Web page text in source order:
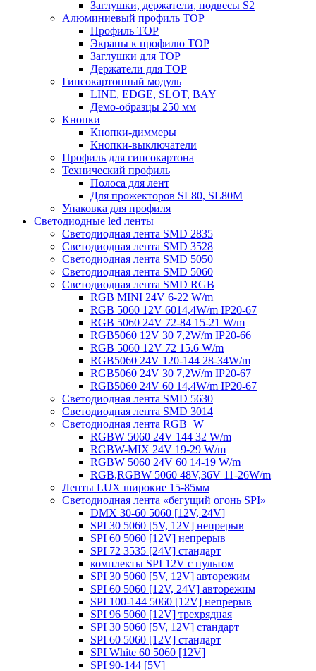
Заглушки, держатели, подвесы S2
Алюминиевый профиль TOP
Профиль TOP
Экраны к профилю TOP
Заглушки для TOP
Держатели для TOP
Гипсокартонный модуль
LINE, EDGE, SLOT, BAY
Демо-образцы 250 мм
Кнопки
Кнопки-диммеры
Кнопки-выключатели
Профиль для гипсокартона
Технический профиль
Полоса для лент
Для прожекторов SL80, SL80M
Упаковка для профиля
Светодиодные led ленты
Светодиодная лента SMD 2835
Светодиодная лента SMD 3528
Светодиодная лента SMD 5050
Светодиодная лента SMD 5060
Светодиодная лента SMD RGB
RGB MINI 24V 6-22 W/m
RGB 5060 12V 6014,4W/m IP20-67
RGB 5060 24V 72-84 15-21 W/m
RGB5060 12V 30 7,2W/m IP20-66
RGB 5060 12V 72 15.6 W/m
RGB5060 24V 120-144 28-34W/m
RGB5060 24V 30 7,2W/m IP20-67
RGB5060 24V 60 14,4W/m IP20-67
Светодиодная лента SMD 5630
Светодиодная лента SMD 3014
Светодиодная лента RGB+W
RGBW 5060 24V 144 32 W/m
RGBW-MIX 24V 19-29 W/m
RGBW 5060 24V 60 14-19 W/m
RGB,RGBW 5060 48V,36V 11-26W/m
Ленты LUX широкие 15-85мм
Светодиодная лента «бегущий огонь SPI»
DMX 30-60 5060 [12V, 24V]
SPI 30 5060 [5V, 12V] непрерыв
SPI 60 5060 [12V] непрерыв
SPI 72 3535 [24V] стандарт
комплекты SPI 12V с пультом
SPI 30 5060 [5V, 12V] авторежим
SPI 60 5060 [12V, 24V] авторежим
SPI 100-144 5060 [12V] непрерыв
SPI 96 5060 [12V] трехрядная
SPI 30 5060 [5V, 12V] стандарт
SPI 60 5060 [12V] стандарт
SPI White 60 5060 [12V]
SPI 90-144 [5V]